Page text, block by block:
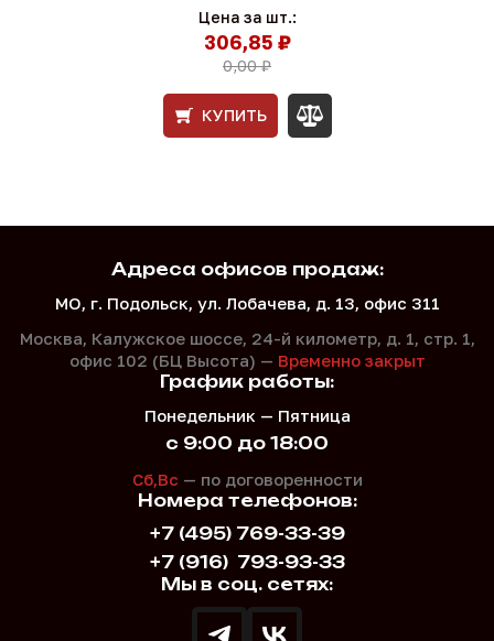
Цена за шт.:
306,85 ₽
0,00 ₽
КУПИТЬ
Адреса офисов продаж:
МО, г. Подольск, ул. Лобачева, д. 13, офис 311
Москва, Калужское шоссе, 24-й километр, д. 1, стр. 1,
офис 102 (БЦ Высота) — Временно закрыт
Номера телефонов:
+7 (495) 769-33-39
+7 (916) 793-93-33
График работы:
Понедельник — Пятница
с 9:00 до 18:00
Сб,Вс — по договоренности
Мы в соц. сетях: